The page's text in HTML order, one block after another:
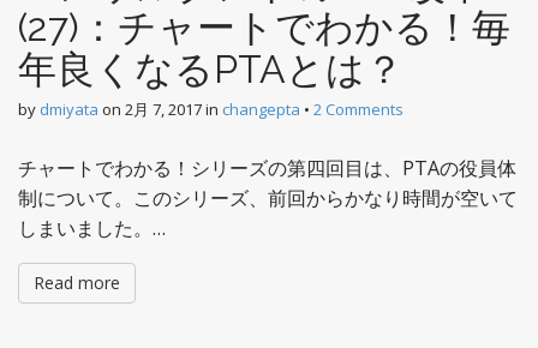
(27)：チャートでわかる！毎
年良くなるPTAとは？
by dmiyata on 2月 7, 2017in changepta • 2 Comments
チャートでわかる！シリーズの第四回目は、PTAの役員体
制について。このシリーズ、前回からかなり時間が空いて
しまいました。…
Read more